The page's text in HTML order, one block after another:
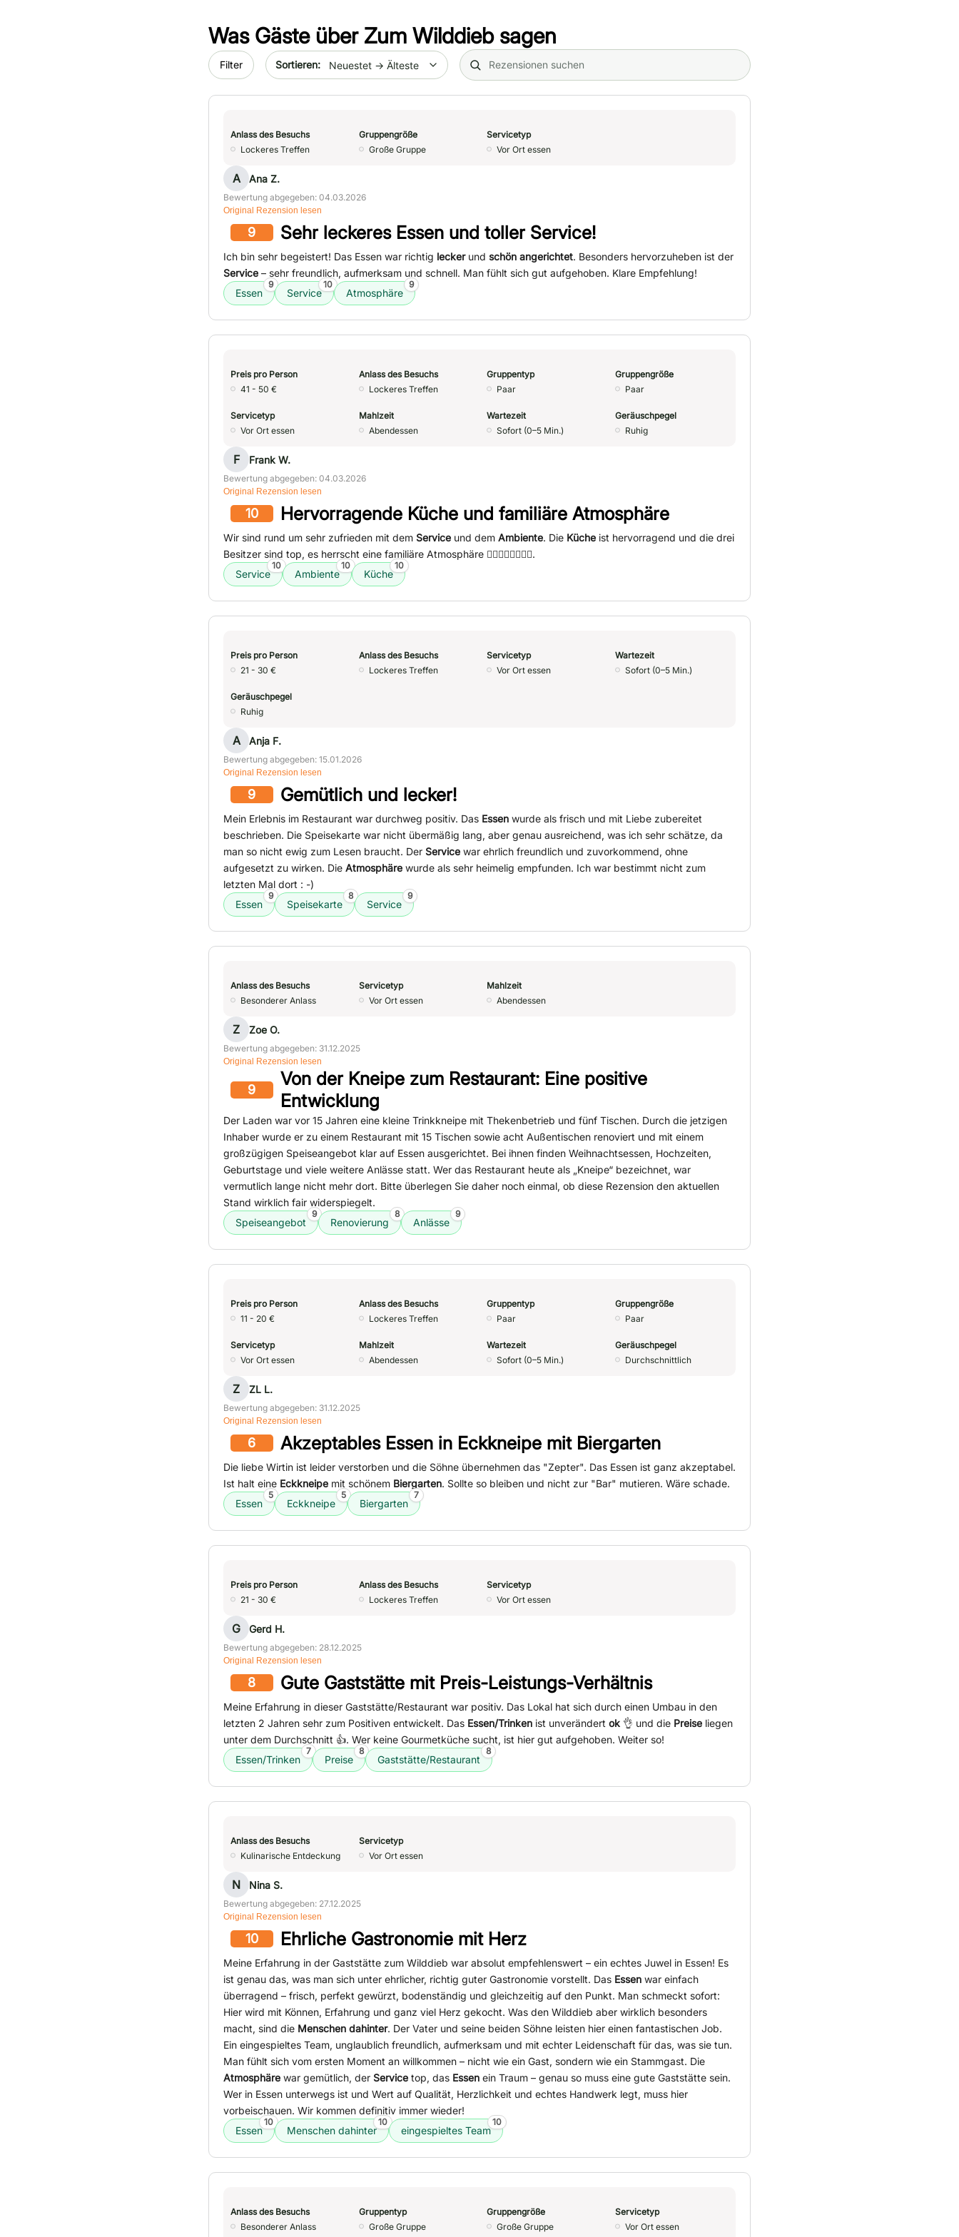
Was Gäste über Zum Wilddiebsagen
Filter Sort by date Search (title/text)
Anlass des Besuchs
Lockeres Treffen
Gruppengröße
Große Gruppe
Servicetyp
Vor Ort essen
A Ana Z.
Bewertung abgegeben: 04.03.2026
Original Rezension lesen
9 Sehr leckeres Essen und toller Service!
Ich bin sehr begeistert! Das Essen war richtig leckerund schön angerichtet. Besonders hervorzuheben ist der
Service – sehr freundlich, aufmerksam und schnell. Man fühlt sich gut aufgehoben. Klare Empfehlung!
Essen
9
Service
10
Atmosphäre
9
Preis pro Person
41 - 50 €
Anlass des Besuchs
Lockeres Treffen
Gruppentyp
Paar
Gruppengröße
Paar
Servicetyp
Vor Ort essen
Mahlzeit
Abendessen
Wartezeit
Sofort (0–5 Min.)
Geräuschpegel
Ruhig
F Frank W.
Bewertung abgegeben: 04.03.2026
Original Rezension lesen
10 Hervorragende Küche und familiäre Atmosphäre
Wir sind rund um sehr zufrieden mit dem Service und dem Ambiente. Die Küche ist hervorragend und die drei
Besitzer sind top, es herrscht eine familiäre Atmosphäre 👍🏻👍🏻👍🏻👍🏻.
Service
10
Ambiente
10
Küche
10
Preis pro Person
21 - 30 €
Anlass des Besuchs
Lockeres Treffen
Servicetyp
Vor Ort essen
Wartezeit
Sofort (0–5 Min.)
Geräuschpegel
Ruhig
A Anja F.
Bewertung abgegeben: 15.01.2026
Original Rezension lesen
9 Gemütlich und lecker!
Mein Erlebnis im Restaurant war durchweg positiv. Das Essen wurde als frisch und mit Liebe zubereitet
beschrieben. Die Speisekarte war nicht übermäßig lang, aber genau ausreichend, was ich sehr schätze, da
man so nicht ewig zum Lesen braucht. Der Service war ehrlich freundlich und zuvorkommend, ohne
aufgesetzt zu wirken. Die Atmosphäre wurde als sehr heimelig empfunden. Ich war bestimmt nicht zum
letzten Mal dort : -)
Essen
9
Speisekarte
8
Service
9
Anlass des Besuchs
Besonderer Anlass
Servicetyp
Vor Ort essen
Mahlzeit
Abendessen
Z Zoe O.
Bewertung abgegeben: 31.12.2025
Original Rezension lesen
9
Von der Kneipe zum Restaurant: Eine positive
Entwicklung
Der Laden war vor 15 Jahren eine kleine Trinkkneipe mit Thekenbetrieb und fünf Tischen. Durch die jetzigen
Inhaber wurde er zu einem Restaurant mit 15 Tischen sowie acht Außentischen renoviert und mit einem
großzügigen Speiseangebot klar auf Essen ausgerichtet. Bei ihnen finden Weihnachtsessen, Hochzeiten,
Geburtstage und viele weitere Anlässe statt. Wer das Restaurant heute als „Kneipe“ bezeichnet, war
vermutlich lange nicht mehr dort. Bitte überlegen Sie daher noch einmal, ob diese Rezension den aktuellen
Stand wirklich fair widerspiegelt.
Speiseangebot
9
Renovierung
8
Anlässe
9
Preis pro Person
11 - 20 €
Anlass des Besuchs
Lockeres Treffen
Gruppentyp
Paar
Gruppengröße
Paar
Servicetyp
Vor Ort essen
Mahlzeit
Abendessen
Wartezeit
Sofort (0–5 Min.)
Geräuschpegel
Durchschnittlich
Z ZL L.
Bewertung abgegeben: 31.12.2025
Original Rezension lesen
6 Akzeptables Essen in Eckkneipe mit Biergarten
Die liebe Wirtin ist leider verstorben und die Söhne übernehmen das "Zepter". Das Essen ist ganz akzeptabel.
Ist halt eine Eckkneipe mit schönem Biergarten. Sollte so bleiben und nicht zur "Bar" mutieren. Wäre schade.
Essen
5
Eckkneipe
5
Biergarten
7
Preis pro Person
21 - 30 €
Anlass des Besuchs
Lockeres Treffen
Servicetyp
Vor Ort essen
G Gerd H.
Bewertung abgegeben: 28.12.2025
Original Rezension lesen
8 Gute Gaststätte mit Preis-Leistungs-Verhältnis
Meine Erfahrung in dieser Gaststätte/Restaurant war positiv. Das Lokal hat sich durch einen Umbau in den
letzten 2 Jahren sehr zum Positiven entwickelt. Das Essen/Trinken ist unverändert ok 👌 und die Preise liegen
unter dem Durchschnitt 👍. Wer keine Gourmetküche sucht, ist hier gut aufgehoben. Weiter so!
Essen/Trinken
7
Preise
8
Gaststätte/Restaurant
8
Anlass des Besuchs
Kulinarische Entdeckung
Servicetyp
Vor Ort essen
N Nina S.
Bewertung abgegeben: 27.12.2025
Original Rezension lesen
10 Ehrliche Gastronomie mit Herz
Meine Erfahrung in der Gaststätte zum Wilddieb war absolut empfehlenswert – ein echtes Juwel in Essen! Es
ist genau das, was man sich unter ehrlicher, richtig guter Gastronomie vorstellt. Das Essen war einfach
überragend – frisch, perfekt gewürzt, bodenständig und gleichzeitig auf den Punkt. Man schmeckt sofort:
Hier wird mit Können, Erfahrung und ganz viel Herz gekocht. Was den Wilddieb aber wirklich besonders
macht, sind die Menschen dahinter. Der Vater und seine beiden Söhne leisten hier einen fantastischen Job.
Ein eingespieltes Team, unglaublich freundlich, aufmerksam und mit echter Leidenschaft für das, was sie tun.
Man fühlt sich vom ersten Moment an willkommen – nicht wie ein Gast, sondern wie ein Stammgast. Die
Atmosphäre war gemütlich, der Service top, das Essen ein Traum – genau so muss eine gute Gaststätte sein.
Wer in Essen unterwegs ist und Wert auf Qualität, Herzlichkeit und echtes Handwerk legt, muss hier
vorbeischauen. Wir kommen definitiv immer wieder!
Essen
10
Menschen dahinter
10
eingespieltes Team
10
Anlass des Besuchs
Besonderer Anlass
Gruppentyp
Große Gruppe
Gruppengröße
Große Gruppe
Servicetyp
Vor Ort essen